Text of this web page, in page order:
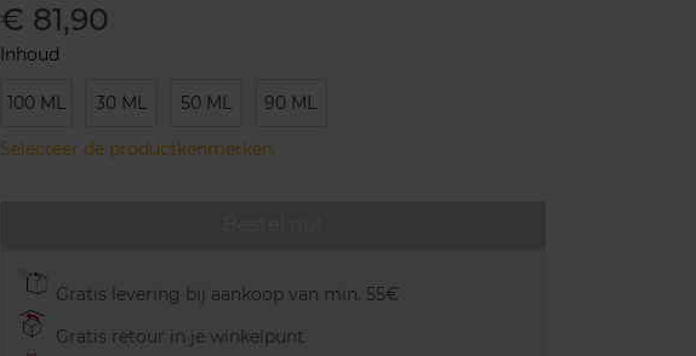
€ 81,90
Inhoud
100 ML 30 ML 50 ML 90 ML
Selecteer de productkenmerken.
Gratis levering bij aankoop van min. 55€
Gratis retour in je winkelpunt